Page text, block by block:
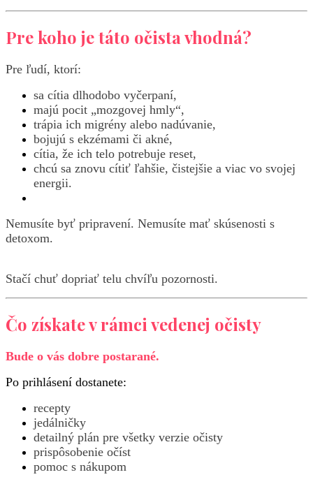
Pre koho je táto očista vhodná?
Pre ľudí, ktorí:
sa cítia dlhodobo vyčerpaní,
majú pocit „mozgovej hmly“,
trápia ich migrény alebo nadúvanie,
bojujú s ekzémami či akné,
cítia, že ich telo potrebuje reset,
chcú sa znovu cítiť ľahšie, čistejšie a viac vo svojej
energii.
Nemusíte byť pripravení. Nemusíte mať skúsenosti s
detoxom.
Stačí chuť dopriať telu chvíľu pozornosti.
Čo získate v rámci vedenej očisty
Bude o vás dobre postarané.
Po prihlásení dostanete:
recepty
jedálničky
detailný plán pre všetky verzie očisty
prispôsobenie očíst
pomoc s nákupom